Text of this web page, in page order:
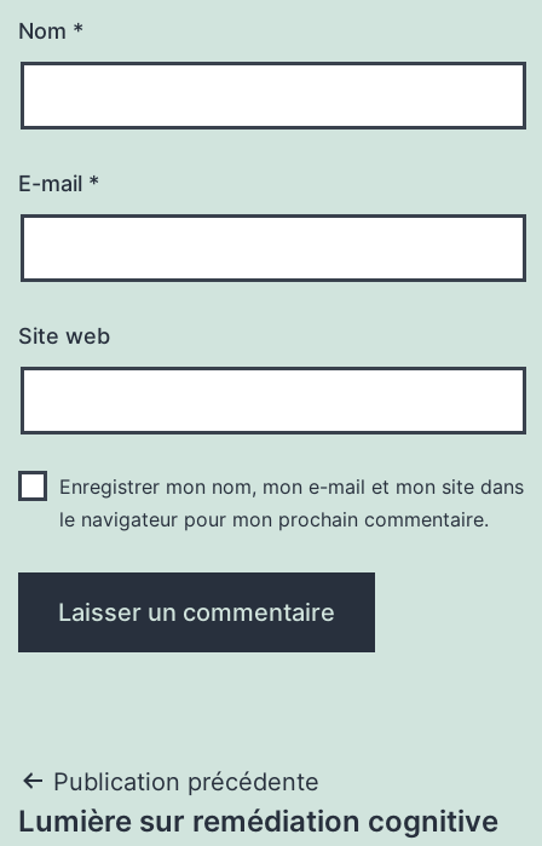
Nom *
E-mail *
Site web
Enregistrer mon nom, mon e-mail et mon site dans
le navigateur pour mon prochain commentaire.
Navigation
Publication précédente
Lumière sur remédiation cognitive